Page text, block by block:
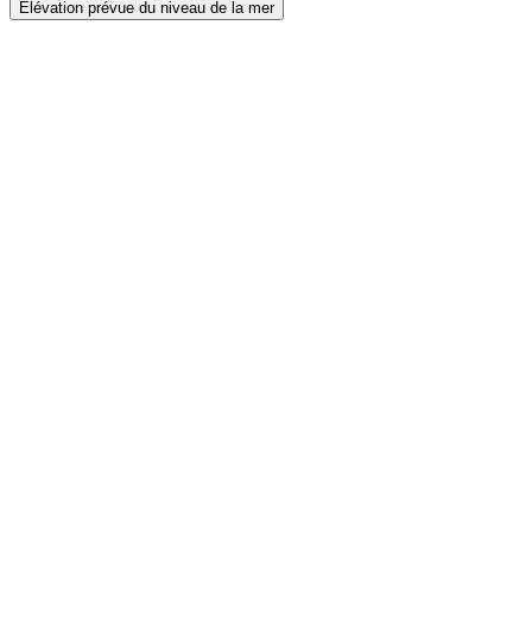
Élévation prévue du niveau de la mer